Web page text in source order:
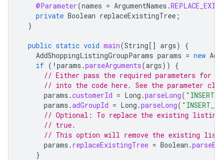
@Parameter(names = ArgumentNames .
private Boolean replaceExistingTree ;
}
public static void main(String[] args)
{
AddShoppingListingGroupParams params = new
if ( ! params .parseArguments(args))
{
// Either pass the required parameters for
// into the code here. See the parameter
params .customerId = Long .parseLong(
params .adGroupId = Long .parseLong(
// Optional: To replace the existing listing
// true.
// This option will remove the existing
params . replaceExistingTree = Boolean .
}